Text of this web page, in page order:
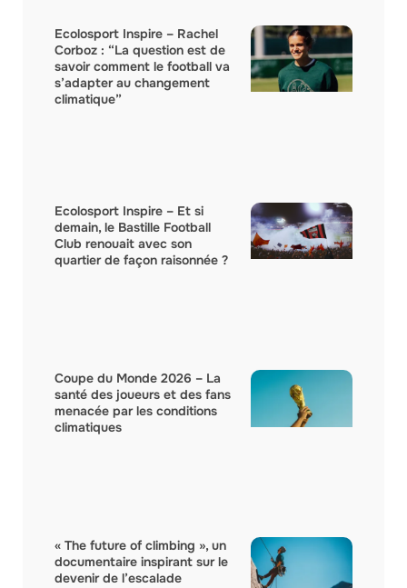
Ecolosport Inspire – Rachel
Corboz : “La question est de
savoir comment le football va
s’adapter au changement
climatique”
Ecolosport Inspire – Et si
demain, le Bastille Football
Club renouait avec son
quartier de façon raisonnée ?
Coupe du Monde 2026 – La
santé des joueurs et des fans
menacée par les conditions
climatiques
« The future of climbing », un
documentaire inspirant sur le
devenir de l’escalade